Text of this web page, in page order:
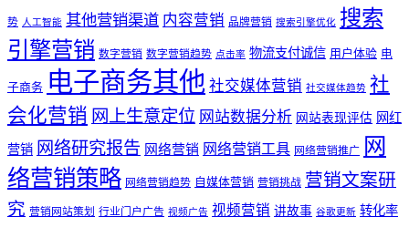
势 人工智能 其他营销渠道 内容营销 品牌营销 搜索引擎优化 搜索
引擎营销 数字营销 数字营销趋势 点击率 物流支付诚信 用户体验 电
子商务 电子商务其他社交媒体营销 社交媒体趋势 社
会化营销 网上生意定位 网站数据分析 网站表现评估 网红
营销 网络研究报告 网络营销 网络营销工具 网络营销推广 网
络营销策略 网络营销趋势 自媒体营销 营销挑战 营销文案研
究 营销网站策划 行业门户广告 视频广告 视频营销 讲故事 谷歌更新 转化率